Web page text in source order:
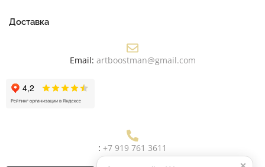
Доставка
Email: artboostman@gmail.com
: +7 919 761 3611